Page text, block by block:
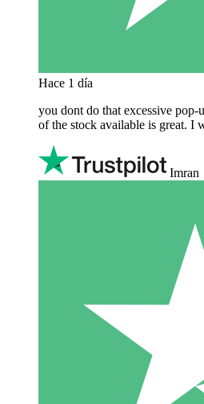
Hace 1 día
you dont do that excessive
of the stock available is great. I
Imran